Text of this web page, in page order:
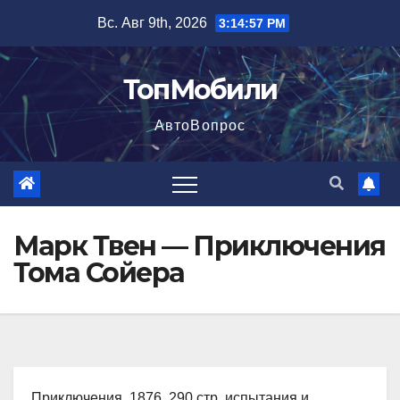
содержимому
Вс. Авг 9th, 2026 3:14:58 PM
ТопМобили
АвтоВопрос
Марк Твен — Приключения
Тома Сойера